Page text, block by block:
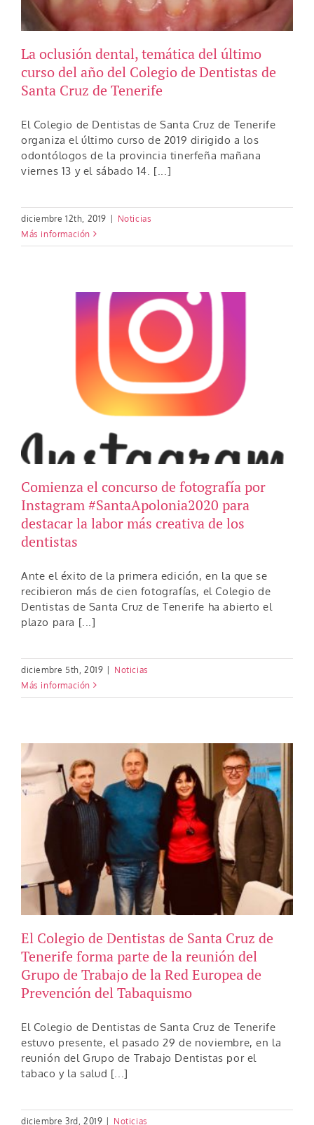
La oclusión dental, temática del último
curso del año del Colegio de Dentistas de
Santa Cruz de Tenerife
El Colegio de Dentistas de Santa Cruz de Tenerife
organiza el último curso de 2019 dirigido a los
odontólogos de la provincia tinerfeña mañana
viernes 13 y el sábado 14. [...]
diciembre 12th, 2019
Noticias
Más información
Comienza el concurso de fotografía por
Instagram #SantaApolonia2020 para
destacar la labor más creativa de los
dentistas
Ante el éxito de la primera edición, en la que se
recibieron más de cien fotografías, el Colegio de
Dentistas de Santa Cruz de Tenerife ha abierto el
plazo para [...]
diciembre 5th, 2019
Noticias
Más información
El Colegio de Dentistas de Santa Cruz de
Tenerife forma parte de la reunión del
Grupo de Trabajo de la Red Europea de
Prevención del Tabaquismo
El Colegio de Dentistas de Santa Cruz de Tenerife
estuvo presente, el pasado 29 de noviembre, en la
reunión del Grupo de Trabajo Dentistas por el
tabaco y la salud [...]
diciembre 3rd, 2019 | Noticias